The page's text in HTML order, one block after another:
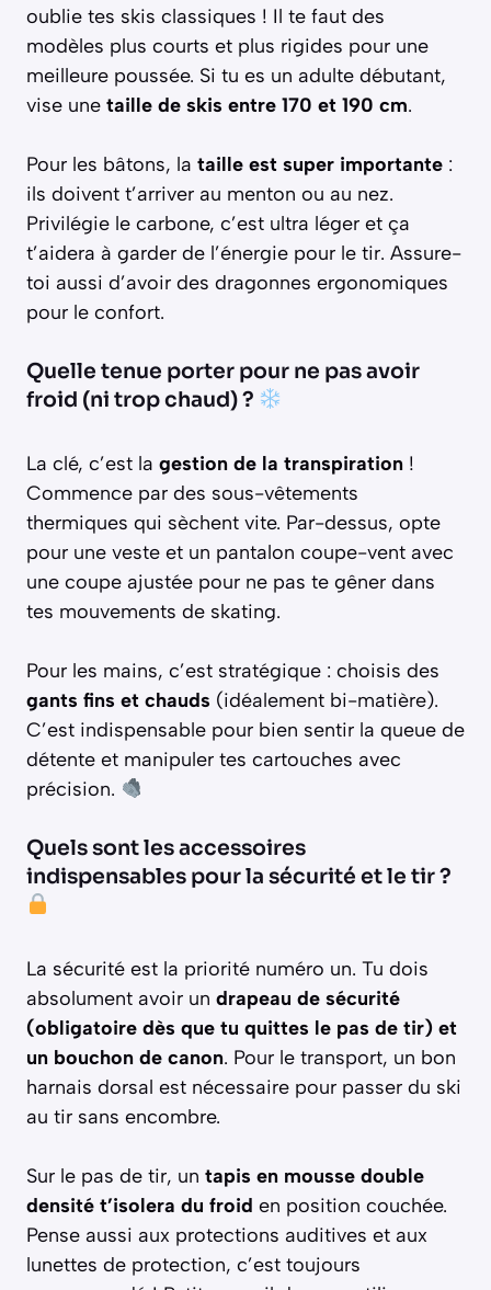
oublie tes skis classiques ! Il te faut des
modèles plus courts et plus rigides pour une
meilleure poussée. Si tu es un adulte débutant,
vise une taille de skis entre 170 et 190 cm.
Pour les bâtons, la taille est super importante :
ils doivent t’arriver au menton ou au nez.
Privilégie le carbone, c’est ultra léger et ça
t’aidera à garder de l’énergie pour le tir. Assure-
toi aussi d’avoir des dragonnes ergonomiques
pour le confort.
Quelle tenue porter pour ne pas avoir
froid (ni trop chaud) ?
La clé, c’est la gestion de la transpiration !
Commence par des sous-vêtements
thermiques qui sèchent vite. Par-dessus, opte
pour une veste et un pantalon coupe-vent avec
une coupe ajustée pour ne pas te gêner dans
tes mouvements de skating.
Pour les mains, c’est stratégique : choisis des
gants fins et chauds (idéalement bi-matière).
C’est indispensable pour bien sentir la queue de
détente et manipuler tes cartouches avec
précision.
Quels sont les accessoires
indispensables pour la sécurité et le tir ?
La sécurité est la priorité numéro un. Tu dois
absolument avoir un drapeau de sécurité
(obligatoire dès que tu quittes le pas de tir) et
un bouchon de canon. Pour le transport, un bon
harnais dorsal est nécessaire pour passer du ski
au tir sans encombre.
Sur le pas de tir, un tapis en mousse double
densité t’isolera du froid en position couchée.
Pense aussi aux protections auditives et aux
lunettes de protection, c’est toujours